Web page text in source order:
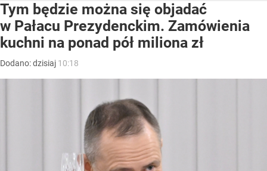
Tym będzie można się objadać
w Pałacu Prezydenckim. Zamówienia
kuchni na ponad pół miliona zł
Dodano:dzisiaj 10:18